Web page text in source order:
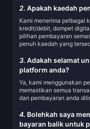
2. Apakah kaedah
Kami menerima pelbagai
kredit/debit, dompet
pilihan pembayaran
penuh kaedah yang
3. Adakah selamat
platform anda?
Ya, kami menggunakan
memastikan semua
dan pembayaran anda
4. Bolehkah saya
bayaran balik untuk